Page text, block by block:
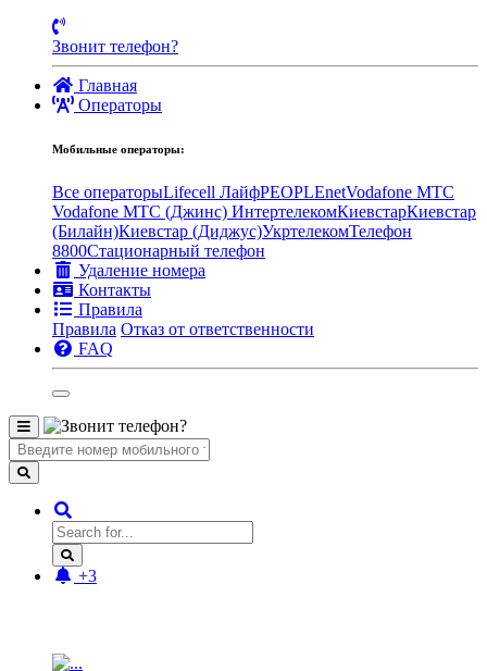
Звонит телефон?
Главная
Операторы
Мобильные операторы:
Все операторыLifecell ЛайфPEOPLEnetVodafone MTC
Vodafone МТС (Джинс) ИнтертелекомКиевстарКиевстар
(Билайн)Киевстар (Диджус)УкртелекомТелефон
8800Стационарный телефон
Удаление номера
Контакты
Правила
Правила Отказ от ответственности
FAQ
+3